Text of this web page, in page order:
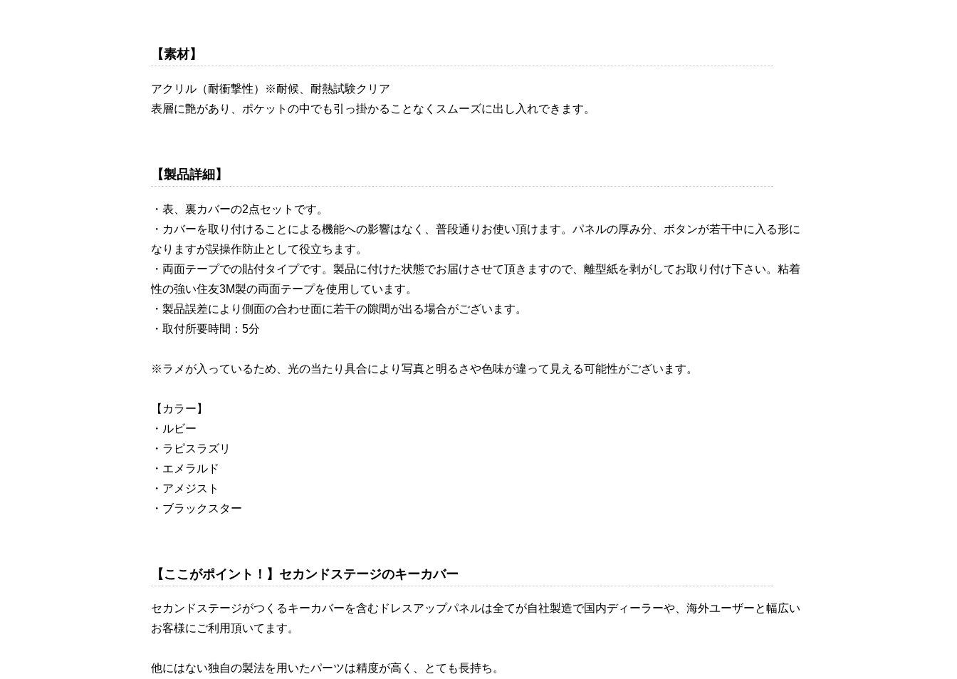
【素材】
アクリル（耐衝撃性）※耐候、耐熱試験クリア
表層に艶があり、ポケットの中でも引っ掛かることなくスムーズに出し入れできます。
【製品詳細】
・表、裏カバーの2点セットです。
・カバーを取り付けることによる機能への影響はなく、普段通りお使い頂けます。パネルの厚み分、ボタンが若干中に入る形に
なりますが誤操作防止として役立ちます。
・両面テープでの貼付タイプです。製品に付けた状態でお届けさせて頂きますので、離型紙を剥がしてお取り付け下さい。粘着
性の強い住友3M製の両面テープを使用しています。
・製品誤差により側面の合わせ面に若干の隙間が出る場合がございます。
・取付所要時間：5分
※ラメが入っているため、光の当たり具合により写真と明るさや色味が違って見える可能性がございます。
【カラー】
・ルビー
・ラピスラズリ
・エメラルド
・アメジスト
・ブラックスター
【ここがポイント！】セカンドステージのキーカバー
セカンドステージがつくるキーカバーを含むドレスアップパネルは全てが自社製造で国内ディーラーや、海外ユーザーと幅広い
お客様にご利用頂いてます。
他にはない独自の製法を用いたパーツは精度が高く、とても長持ち。